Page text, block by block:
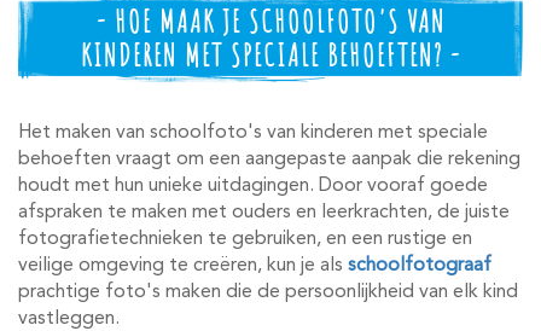
- HOE MAAK JE SCHOOLFOTO'S VAN
KINDEREN MET SPECIALE BEHOEFTEN? -
Het maken van schoolfoto's van kinderen met speciale
behoeften vraagt om een aangepaste aanpak die rekening
houdt met hun unieke uitdagingen. Door vooraf goede
afspraken te maken met ouders en leerkrachten, de juiste
fotografietechnieken te gebruiken, en een rustige en
veilige omgeving te creëren, kun je als schoolfotograaf
prachtige foto's maken die de persoonlijkheid van elk kind
vastleggen.